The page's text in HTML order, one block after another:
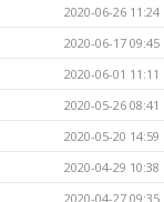
2020-06-26 11:24
2020-06-17 09:45
2020-06-01 11:11
2020-05-26 08:41
2020-05-20 14:59
2020-04-29 10:38
2020-04-27 09:35